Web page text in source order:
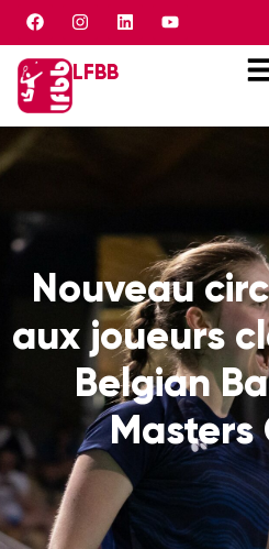
Panneau de gestion des cookies
LFBB
Nouveau
aux joueurs
Belgian
Masters